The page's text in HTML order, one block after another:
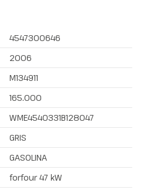
4547300646
2006
M134911
165.000
WME4540331B128047
GRIS
GASOLINA
forfour 47 kW